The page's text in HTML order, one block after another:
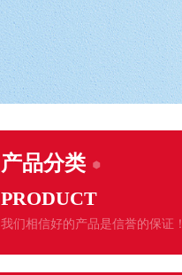
产品分类
PRODUCT
我们相信好的产品是信誉的保证！